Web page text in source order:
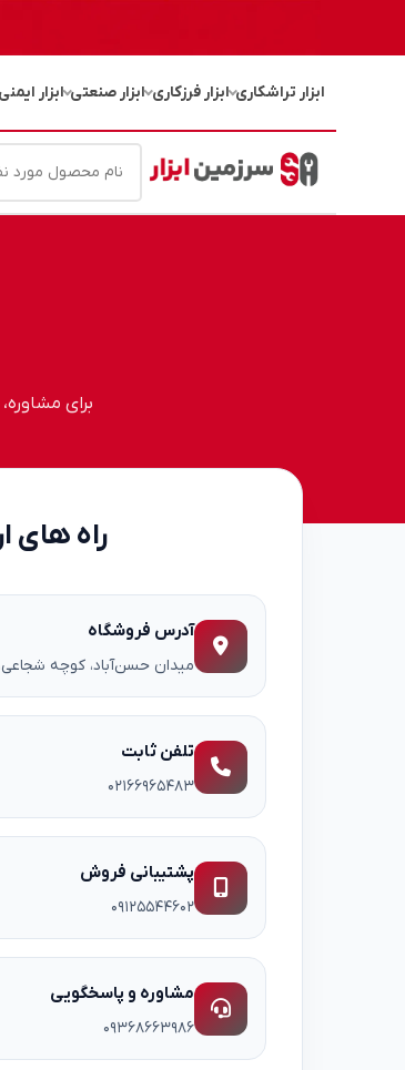
ابزار تراشکاری ابزار فرزکاری ابزار صنعتی ابزار
برای
راه های
آدرس فروشگاه
میدان حسن‌آباد، کوچه شجاعی، پلاک ۶۳ روبروی
تلفن ثابت
۰۲۱۶۶۹۶۵۴۸۳
پشتیبانی فروش
۰۹۱۲۵۵۴۴۶۰۲
مشاوره و پاسخگویی
۰۹۳۶۸۶۶۳۹۸۶